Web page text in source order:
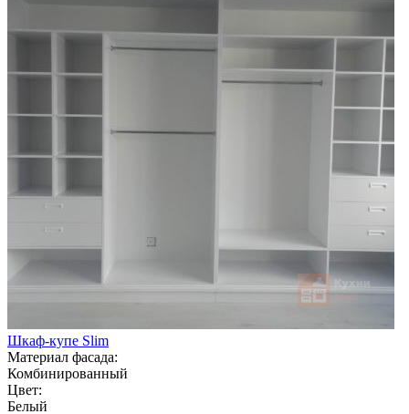
Шкаф-купе Slim
Материал фасада:
Комбинированный
Цвет:
Белый